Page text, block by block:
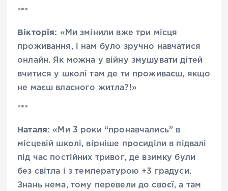
***
Вікторія: «Ми змінили вже три місця
проживання, і нам було зручно навчатися
онлайн. Як можна у війну змушувати дітей
вчитися у школі там де ти проживаєш, якщо
не маєш власного житла?!»
***
Наталя: «Ми 3 роки “пронавчались” в
місцевій школі, вірніше просиділи в підвалі
під час постійних тривог, де взимку були
без світла і з температурою +3 градуси.
Знань нема, тому перевели до своєї, а там